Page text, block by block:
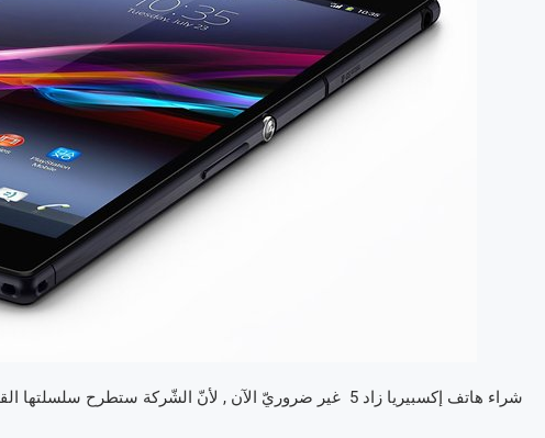
شراء هاتف إكسبيريا زاد 5 غير ضروريّ الآن , لأنّ الشّركة ستطرح سلسلتها القادمة Sony Xperia Z6 في غضون 3 أو 4 أشهر من الآن .